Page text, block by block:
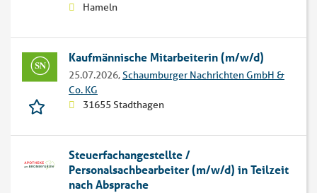
Hameln
Kaufmännische Mitarbeiterin (m/w/d)
25.07.2026,Schaumburger Nachrichten GmbH &
Co. KG
31655 Stadthagen
Steuerfachangestellte /
Personalsachbearbeiter (m/w/d) in Teilzeit
nach Absprache